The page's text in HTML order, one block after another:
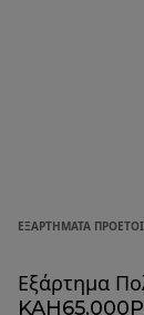
ΕΞΑΡΤΉΜΑΤΑ
Εξάρτημα